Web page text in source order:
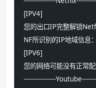
[IPV4]
您的出口IP完整解锁
NF所识别的IP地域信息
[IPV6]
您的网络可能没有正常
----------------